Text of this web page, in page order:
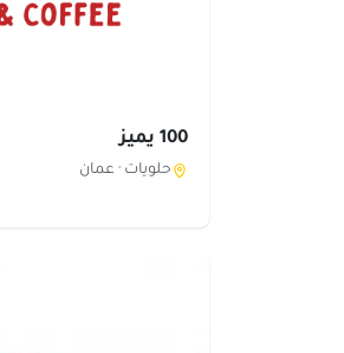
100 يميز
حلويات · عمان